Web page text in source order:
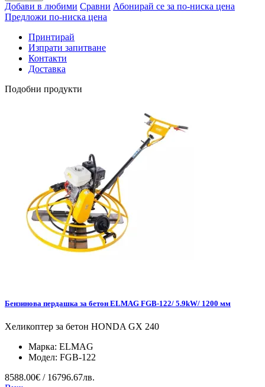
Добави в любими Сравни Абонирай се за по-ниска цена
Предложи по-ниска цена
Принтирай
Изпрати запитване
Контакти
Доставка
Подобни продукти
Бензинова пердашка за бетон ELMAG FGB-122/ 5.9kW/ 1200 мм
Хеликоптер за бетон HONDA GX 240
Марка: ELMAG
Модел: FGB-122
8588.00€ / 16796.67лв.